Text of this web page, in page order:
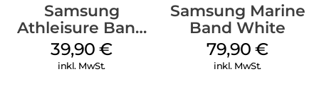
Samsung
Athleisure Band
M/L Galaxy
Watch7 Silver
39,90€
inkl. MwSt.
Samsung Marine
Band White
79,90€
inkl. MwSt.